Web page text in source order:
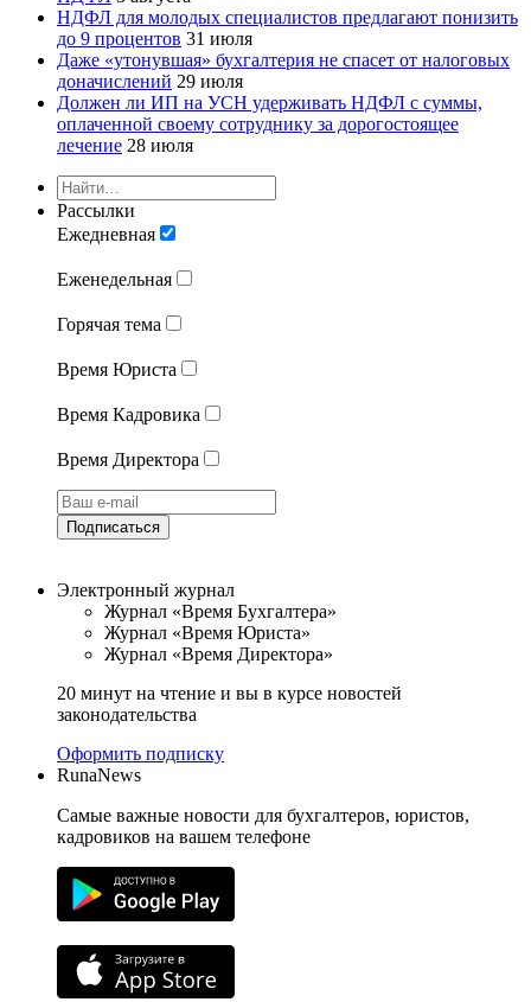
НДФЛ для молодых специалистов предлагают понизить
до 9 процентов 31 июля
Даже «утонувшая» бухгалтерия не спасет от налоговых
доначислений 29 июля
Должен ли ИП на УСН удерживать НДФЛ с суммы,
оплаченной своему сотруднику за дорогостоящее
лечение 28 июля
Рассылки
Ежедневная
Еженедельная
Горячая тема
Время Юриста
Время Кадровика
Время Директора
Подписаться
Электронный журнал
Журнал «Время Бухгалтера»
Журнал «Время Юриста»
Журнал «Время Директора»
20 минут на чтение и вы в курсе новостей
законодательства
Оформить подписку
RunaNews
Самые важные новости для бухгалтеров, юристов,
кадровиков на вашем телефоне